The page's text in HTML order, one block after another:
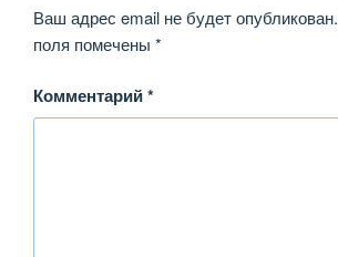
Ваш адрес email не будет опубликован.
поля помечены *
Комментарий*